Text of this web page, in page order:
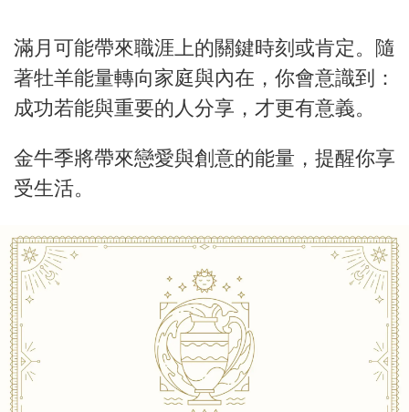
滿月可能帶來職涯上的關鍵時刻或肯定。隨
著牡羊能量轉向家庭與內在，你會意識到：
成功若能與重要的人分享，才更有意義。
金牛季將帶來戀愛與創意的能量，提醒你享
受生活。